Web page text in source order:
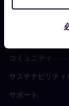
コミュニティ
サステナビリテ
サポート